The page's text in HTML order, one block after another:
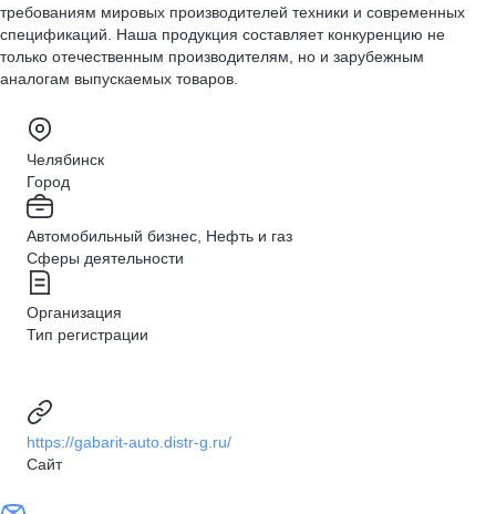
требованиям мировых производителей техники и современных
спецификаций. Наша продукция составляет конкуренцию не
только отечественным производителям, но и зарубежным
аналогам выпускаемых товаров.
Челябинск
Город
Автомобильный бизнес, Нефть и газ
Сферы деятельности
Организация
Тип регистрации
https://gabarit-auto.distr-g.ru/
Сайт